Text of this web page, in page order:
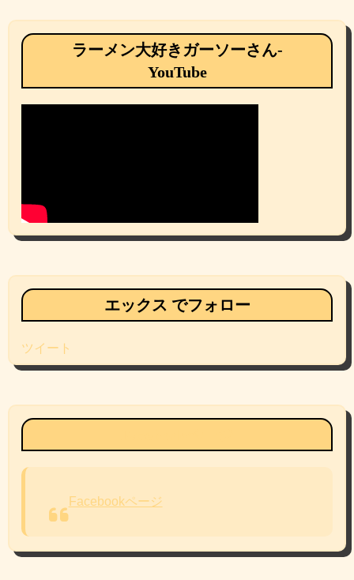
ラーメン大好きガーソーさん-
YouTube
エックス でフォロー
ツイート
Facebookページ